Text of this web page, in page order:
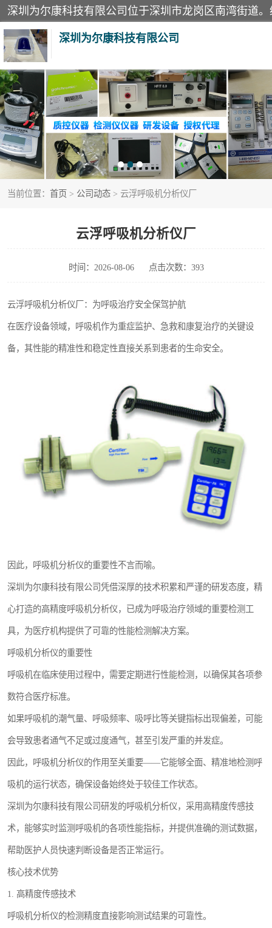
深圳为尔康科技有限公司
当前位置： 首页 > 公司动态 > 云浮呼吸机分析仪厂
云浮呼吸机分析仪厂
时间：2026-08-06 点击次数：393
云浮呼吸机分析仪厂：为呼吸治疗安全保驾护航
在医疗设备领域，呼吸机作为重症监护、急救和康复治疗的关键设
备，其性能的精准性和稳定性直接关系到患者的生命安全。
因此，呼吸机分析仪的重要性不言而喻。
深圳为尔康科技有限公司凭借深厚的技术积累和严谨的研发态度，精
心打造的高精度呼吸机分析仪，已成为呼吸治疗领域的重要检测工
具，为医疗机构提供了可靠的性能检测解决方案。
呼吸机分析仪的重要性
呼吸机在临床使用过程中，需要定期进行性能检测，以确保其各项参
数符合医疗标准。
如果呼吸机的潮气量、呼吸频率、吸呼比等关键指标出现偏差，可能
会导致患者通气不足或过度通气，甚至引发严重的并发症。
因此，呼吸机分析仪的作用至关重要——它能够全面、精准地检测呼
吸机的运行状态，确保设备始终处于较佳工作状态。
深圳为尔康科技有限公司研发的呼吸机分析仪，采用高精度传感技
术，能够实时监测呼吸机的各项性能指标，并提供准确的测试数据，
帮助医护人员快速判断设备是否正常运行。
核心技术优势
1. 高精度传感技术
呼吸机分析仪的检测精度直接影响测试结果的可靠性。
教学模型
模拟器
测试卡
X射线检测仪